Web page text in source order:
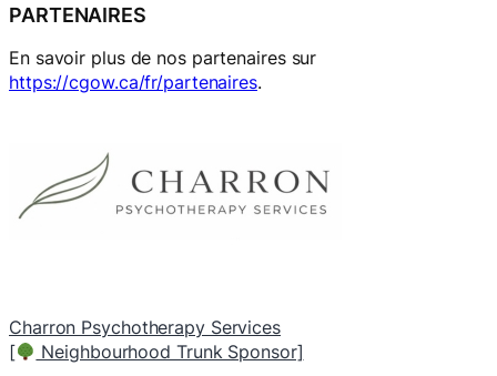
PARTENAIRES
En savoir plus de nos partenaires sur
https://cgow.ca/fr/partenaires.
Charron Psychotherapy Services
[
Neighbourhood Trunk Sponsor]